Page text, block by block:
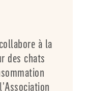
à la
des chats